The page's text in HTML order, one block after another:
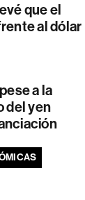
que el
al dólar
a la
del yen